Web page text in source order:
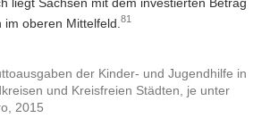
oberen Mittelfeld. 81
der Kinder- und Jugendhilfe in
und Kreisfreien Städten, je unter
2015